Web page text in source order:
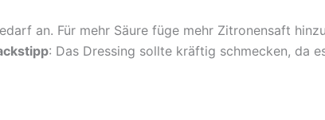
an. Für mehr Säure füge mehr Zitronensaft
: Das Dressing sollte kräftig schmecken, da